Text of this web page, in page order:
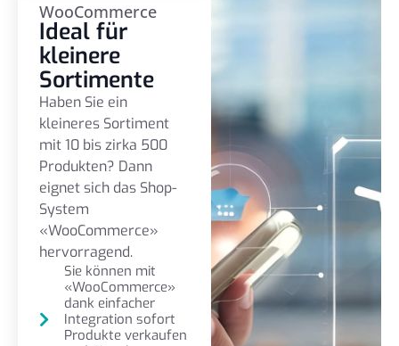
WooCommerce
Ideal für
kleinere
Sortimente
Haben Sie ein
kleineres Sortiment
mit 10 bis zirka 500
Produkten? Dann
eignet sich das Shop-
System
«WooCommerce»
hervorragend.
Sie können mit
«WooCommerce»
dank einfacher
Integration sofort
Produkte verkaufen